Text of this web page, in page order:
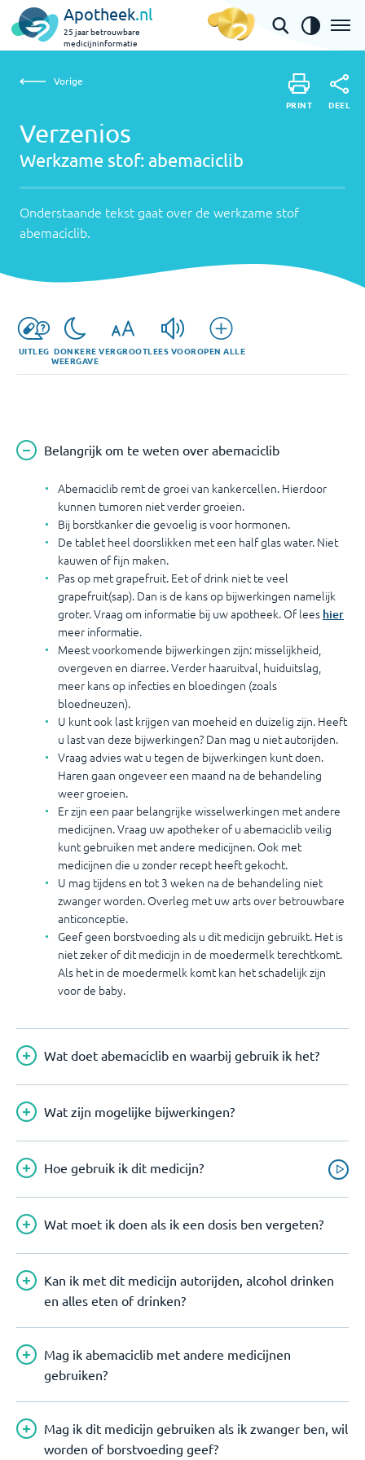
Apotheek.nl
25 jaar betrouwbare
medicijninformatie
Verzenios | abemaciclib
over
de
werkzame
Vorige
Verzenios
Werkzame stof: abemaciclib
Onderstaande tekst gaat over de werkzame stof
abemaciclib.
PRINT DEEL
UITLEG DONKERE
WEERGAVE
VERGROOTLEES VOOROPEN ALLE
Belangrijk om te weten over abemaciclib
Abemaciclib remt de groei van kankercellen. Hierdoor
kunnen tumoren niet verder groeien.
Bij borstkanker die gevoelig is voor hormonen.
De tablet heel doorslikken met een half glas water. Niet
kauwen of fijn maken.
Pas op met grapefruit. Eet of drink niet te veel
grapefruit(sap). Dan is de kans op bijwerkingen namelijk
groter. Vraag om informatie bij uw apotheek. Of lees hier
meer informatie.
Meest voorkomende bijwerkingen zijn: misselijkheid,
overgeven en diarree. Verder haaruitval, huiduitslag,
meer kans op infecties en bloedingen (zoals
bloedneuzen).
U kunt ook last krijgen van moeheid en duizelig zijn. Heeft
u last van deze bijwerkingen? Dan mag u niet autorijden.
Vraag advies wat u tegen de bijwerkingen kunt doen.
Haren gaan ongeveer een maand na de behandeling
weer groeien.
Er zijn een paar belangrijke wisselwerkingen met andere
medicijnen. Vraag uw apotheker of u abemaciclib veilig
kunt gebruiken met andere medicijnen. Ook met
medicijnen die u zonder recept heeft gekocht.
U mag tijdens en tot 3 weken na de behandeling niet
zwanger worden. Overleg met uw arts over betrouwbare
anticonceptie.
Geef geen borstvoeding als u dit medicijn gebruikt. Het is
niet zeker of dit medicijn in de moedermelk terechtkomt.
Als het in de moedermelk komt kan het schadelijk zijn
voor de baby.
Wat doet abemaciclib en waarbij gebruik ik het?
Wat zijn mogelijke bijwerkingen?
Hoe gebruik ik dit medicijn?
Wat moet ik doen als ik een dosis ben vergeten?
Kan ik met dit medicijn autorijden, alcohol drinken
en alles eten of drinken?
Mag ik abemaciclib met andere medicijnen
gebruiken?
Mag ik dit medicijn gebruiken als ik zwanger ben, wil
worden of borstvoeding geef?